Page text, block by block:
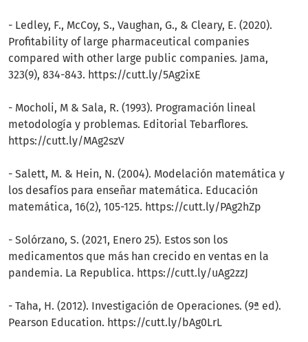
- Ledley, F., McCoy, S., Vaughan, G., & Cleary, E. (2020).
Profitability of large pharmaceutical companies
compared with other large public companies. Jama,
323(9), 834-843. https://cutt.ly/5Ag2ixE
- Mocholi, M & Sala, R. (1993). Programación lineal
metodología y problemas. Editorial Tebarflores.
https://cutt.ly/MAg2szV
- Salett, M. & Hein, N. (2004). Modelación matemática y
los desafíos para enseñar matemática. Educación
matemática, 16(2), 105-125. https://cutt.ly/PAg2hZp
- Solórzano, S. (2021, Enero 25). Estos son los
medicamentos que más han crecido en ventas en la
pandemia. La Republica. https://cutt.ly/uAg2zzJ
- Taha, H. (2012). Investigación de Operaciones. (9ª ed).
Pearson Education. https://cutt.ly/bAg0LrL